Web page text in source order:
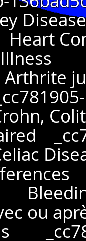
Heart
Arthrite
ou